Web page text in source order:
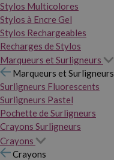
Stylos Multicolores
Stylos à Encre Gel
Stylos Rechargeables
Recharges de Stylos
Marqueurs et Surligneurs
Marqueurs et Surligneurs
Surligneurs Fluorescents
Surligneurs Pastel
Pochette de Surligneurs
Crayons Surligneurs
Crayons
Crayons